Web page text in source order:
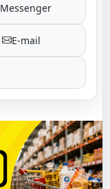
Messenger
E-mail